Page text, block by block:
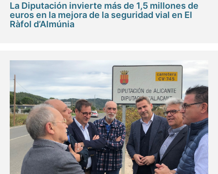
La Diputación invierte más de 1,5 millones de
euros en la mejora de la seguridad vial en El
Ràfol d’Almúnia